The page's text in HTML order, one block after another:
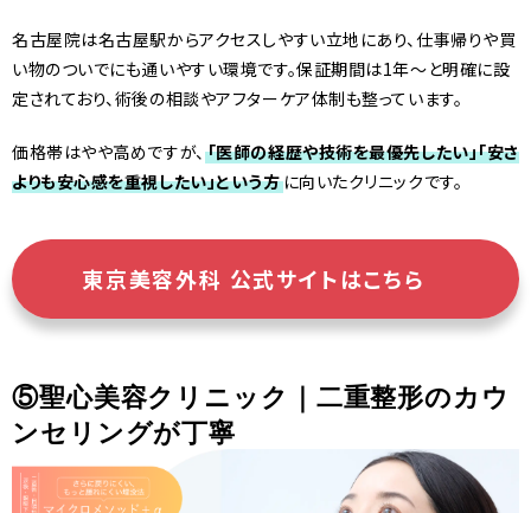
名古屋院は名古屋駅からアクセスしやすい立地にあり、仕事帰りや買
い物のついでにも通いやすい環境です。保証期間は1年〜と明確に設
定されており、術後の相談やアフターケア体制も整っています。
価格帯はやや高めですが、 「医師の経歴や技術を最優先したい」「安さ
よりも安心感を重視したい」という方に向いたクリニックです。
東京美容外科 公式サイトはこちら
⑤聖心美容クリニック｜二重整形のカウ
ンセリングが丁寧